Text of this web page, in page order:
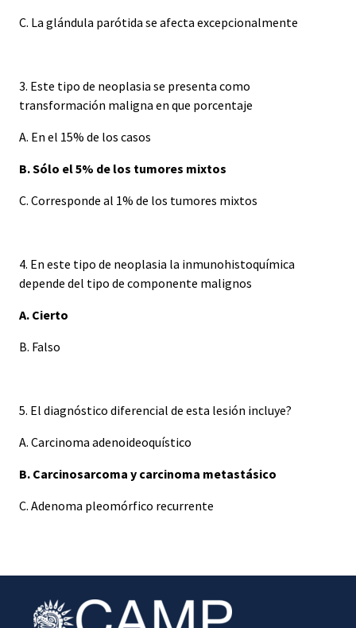
C. La glándula parótida se afecta excepcionalmente
3. Este tipo de neoplasia se presenta como
transformación maligna en que porcentaje
A. En el 15% de los casos
B. Sólo el 5% de los tumores mixtos
C. Corresponde al 1% de los tumores mixtos
4. En este tipo de neoplasia la inmunohistoquímica
depende del tipo de componente malignos
A. Cierto
B. Falso
5. El diagnóstico diferencial de esta lesión incluye?
A. Carcinoma adenoideoquístico
B. Carcinosarcoma y carcinoma metastásico
C. Adenoma pleomórfico recurrente